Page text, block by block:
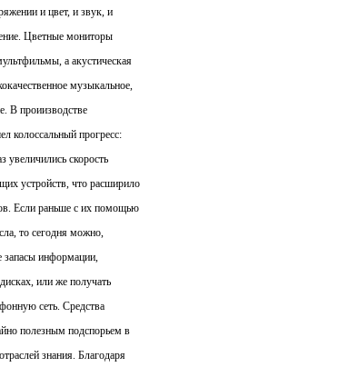
и цвет, и звук, и
Цветные мониторы
а акустическая
музыкальное,
В проиизводстве
колоссальный прогресс:
увеличились скорость
устройств, что расширило
Если раньше с их помощью
то сегодня можно,
запасы информации,
или же получать
сеть. Средства
полезным подспорьем в
знания. Благодаря